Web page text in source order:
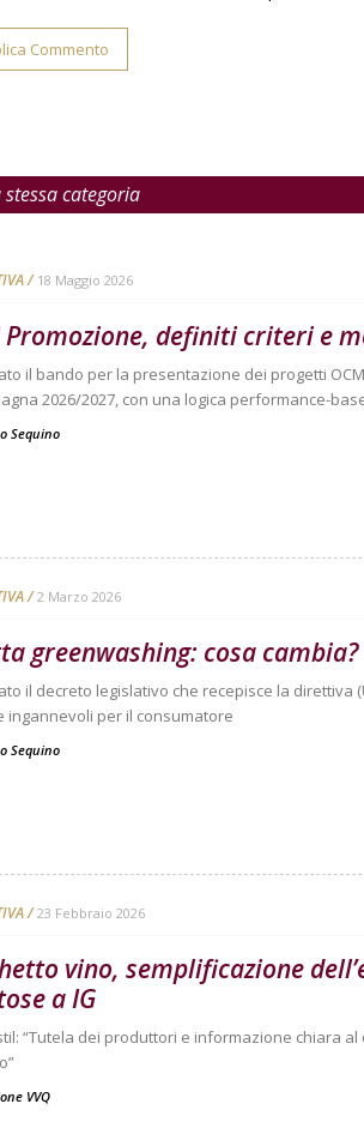
categoria
18 Maggio 2026
Promozione, definiti criteri e
il bando per la presentazione dei progetti
2026/2027, con una logica performance-
Sequino
2 Marzo 2026
greenwashing: cosa cambia?
il decreto legislativo che recepisce la direttiva
ingannevoli per il consumatore
Sequino
23 Febbraio 2026
vino, semplificazione
a IG
“Tutela dei produttori e informazione chiara
VVQ